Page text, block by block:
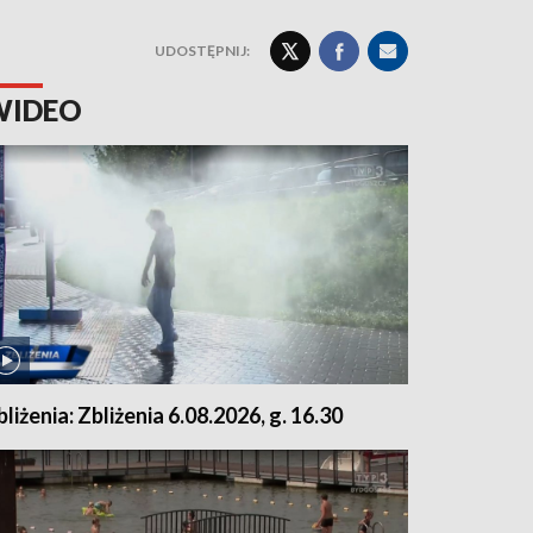
UDOSTĘPNIJ:
Zbliżenia 6.08.2026, g. 16.30